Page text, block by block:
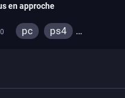
en approche
pc
ps4